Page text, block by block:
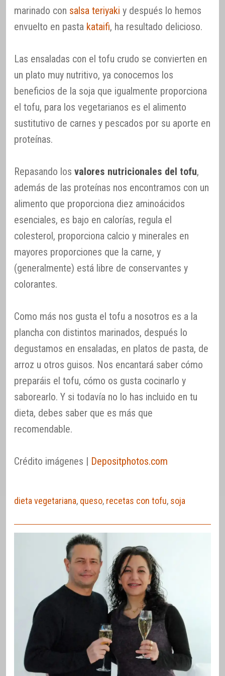
marinado con salsa teriyaki y después lo hemos
envuelto en pasta kataifi, ha resultado delicioso.
Las ensaladas con el tofu crudo se convierten en
un plato muy nutritivo, ya conocemos los
beneficios de la soja que igualmente proporciona
el tofu, para los vegetarianos es el alimento
sustitutivo de carnes y pescados por su aporte en
proteínas.
Repasando los valores nutricionales del tofu,
además de las proteínas nos encontramos con un
alimento que proporciona diez aminoácidos
esenciales, es bajo en calorías, regula el
colesterol, proporciona calcio y minerales en
mayores proporciones que la carne, y
(generalmente) está libre de conservantes y
colorantes.
Como más nos gusta el tofu a nosotros es a la
plancha con distintos marinados, después lo
degustamos en ensaladas, en platos de pasta, de
arroz u otros guisos. Nos encantará saber cómo
preparáis el tofu, cómo os gusta cocinarlo y
saborearlo. Y si todavía no lo has incluido en tu
dieta, debes saber que es más que
recomendable.
Crédito imágenes | Depositphotos.com
dieta vegetariana, queso, recetas con tofu, soja